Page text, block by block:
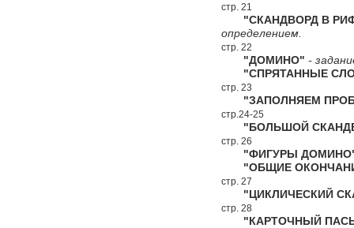
стр. 21
"СКАНДВОРД В
определением.
стр. 22
"ДОМИНО" -
"СПРЯТАННЫЕ
стр. 23
"ЗАПОЛНЯЕМ
стр.24-25
"БОЛЬШОЙ
стр. 26
"ФИГУРЫ
"ОБЩИЕ
стр. 27
"ЦИКЛИЧЕСКИЙ
стр. 28
"КАРТОЧНЫЙ